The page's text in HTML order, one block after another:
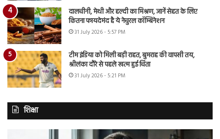
दालचीनी, मेथी और हल्दी का मिश्रण, जानें सेहत के लिए
कितना फायदेमंद है ये नेचुरल कॉम्बिनेशन
31 July 2026 - 5:57 PM
टीम इंडिया को मिली बड़ी राहत, बुमराह की वापसी तय,
श्रीलंका दौरे से पहले खत्म हुई चिंता
31 July 2026 - 5:21 PM
शिक्षा